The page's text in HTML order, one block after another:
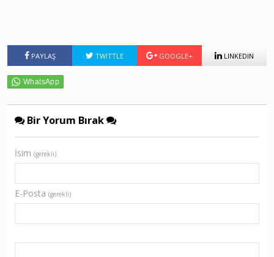
PAYLAŞ TWITTLE GOOGLE+ LINKEDIN
Bir Yorum Bırak
İsim (gerekli)
E-Posta (gerekli)